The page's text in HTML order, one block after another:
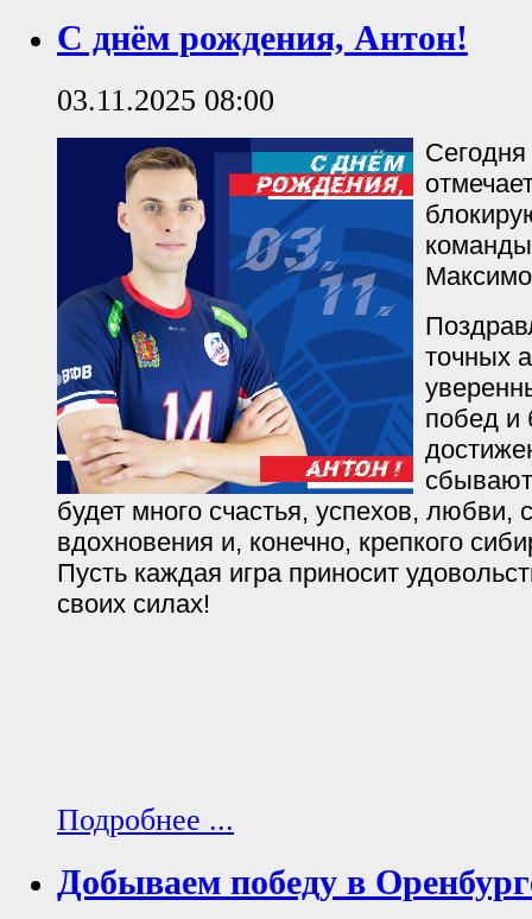
С днём рождения, Антон!
03.11.2025 08:00
точных
побед и
будет много счастья, успехов, любви,
вдохновения и, конечно, крепкого
Пусть каждая игра приносит
своих силах!
Подробнее ...
Добываем победу в